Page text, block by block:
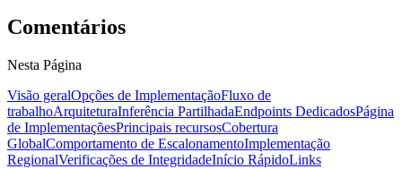
Comentários
Nesta Página
Visão geralOpções de ImplementaçãoFluxo de
trabalhoArquiteturaInferência PartilhadaEndpoints DedicadosPágina
de ImplementaçõesPrincipais recursosCobertura
GlobalComportamento de EscalonamentoImplementação
RegionalVerificações de IntegridadeInício RápidoLinks